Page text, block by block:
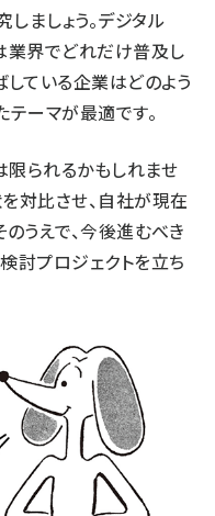
ましょう。デジタル
業界でどれだけ普及し
している企業はどのよう
ーマが最適です。
られるかもしれませ
対比させ、自社が現在
うえで、今後進むべき
討プロジェクトを立ち